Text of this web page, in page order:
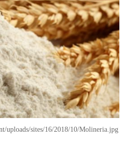
uploads/sites/16/2018/10/Molineria.jpg